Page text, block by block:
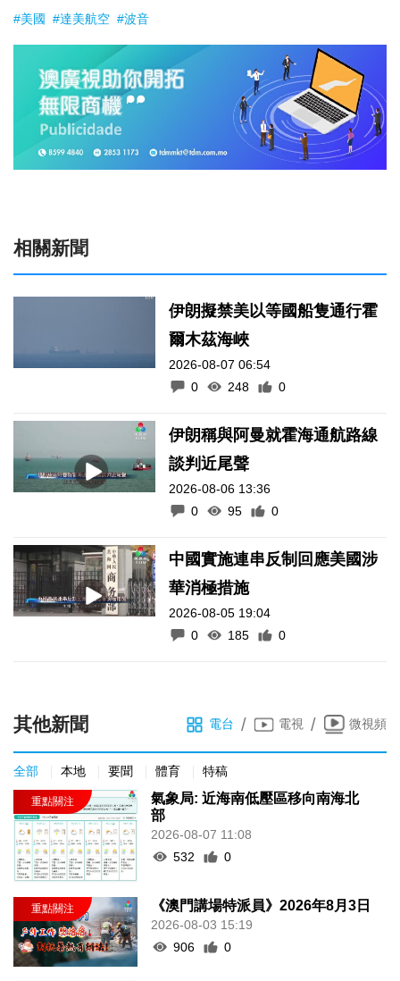
#美國 #達美航空 #波音
相關新聞
伊朗擬禁美以等國船隻通行霍
爾木茲海峽
2026-08-07 06:54
0
248 0
伊朗稱與阿曼就霍海通航路線
談判近尾聲
2026-08-06 13:36
0
95 0
中國實施連串反制回應美國涉
華消極措施
2026-08-05 19:04
0
185 0
其他新聞 電台 / 電視 / 微視頻
全部 本地 要聞 體育 特稿
氣象局: 近海南低壓區移向南海北
部
2026-08-07 11:08
532
0
《澳門講場特派員》2026年8月3日
2026-08-03 15:19
906
0